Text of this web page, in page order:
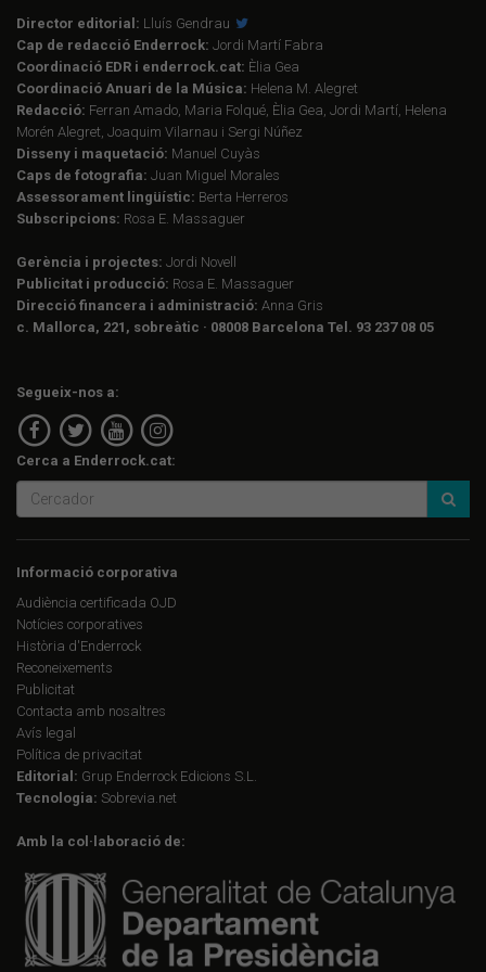
Director editorial: Lluís Gendrau
Cap de redacció Enderrock: Jordi Martí Fabra
Coordinació EDR i enderrock.cat: Èlia Gea
Coordinació Anuari de la Música: Helena M. Alegret
Redacció: Ferran Amado, Maria Folqué, Èlia Gea, Jordi Martí, Helena
Morén Alegret, Joaquim Vilarnau i Sergi Núñez
Disseny i maquetació: Manuel Cuyàs
Caps de fotografia: Juan Miguel Morales
Assessorament lingüístic: Berta Herreros
Subscripcions: Rosa E. Massaguer
Gerència i projectes: Jordi Novell
Publicitat i producció: Rosa E. Massaguer
Direcció financera i administració: Anna Gris
c. Mallorca, 221, sobreàtic · 08008 Barcelona Tel. 93 237 08 05
Segueix-nos a:
Cerca a Enderrock.cat:
Informació corporativa
Audiència certificada OJD
Notícies corporatives
Història d'Enderrock
Reconeixements
Publicitat
Contacta amb nosaltres
Avís legal
Política de privacitat
Editorial: Grup Enderrock Edicions S.L.
Tecnologia: Sobrevia.net
Amb la col·laboració de: